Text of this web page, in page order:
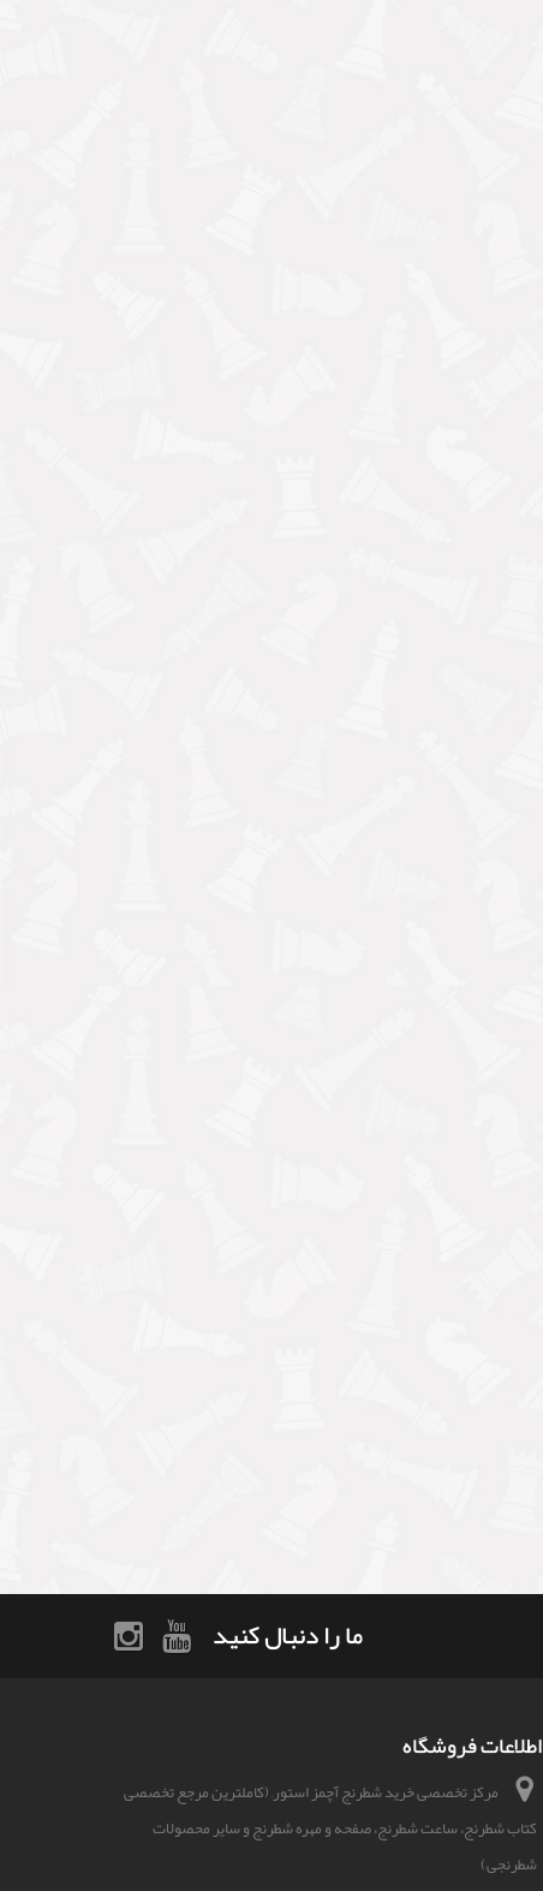
ما را دنبال کنید
اطلاعات فروشگاه
مرکز تخصصی خرید شطرنج آچمز استور, (کاملترین مرجع تخصصی
کتاب شطرنج، ساعت شطرنج، صفحه و مهره شطرنج و سایر محصولات
شطرنجی)